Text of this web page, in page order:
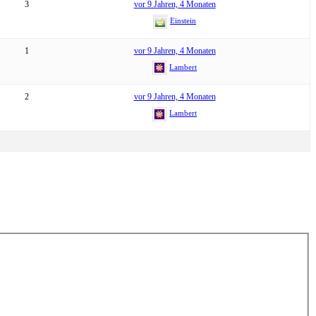
3 vor 9 Jahren, 4 Monaten
Einstein
1 vor 9 Jahren, 4 Monaten
Lambert
2 vor 9 Jahren, 4 Monaten
Lambert